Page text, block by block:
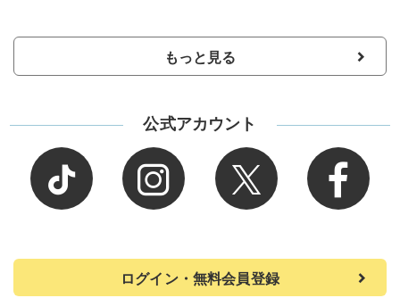
もっと見る
公式アカウント
ログイン・無料会員登録